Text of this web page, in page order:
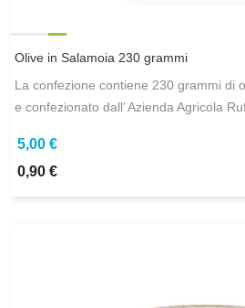
Olive in Salamoia 230 grammi
La confezione contiene 230 grammi di
e confezionato dall’ Azienda Agricola
5,00 €
0,90 €